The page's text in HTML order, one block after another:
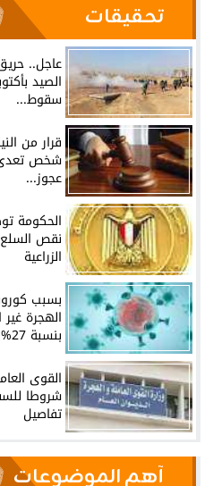
تحقيقات
عاجل..
الصيد
سقوط...
قرار من
شخص
عجوز...
الحكومة
نقص السلع
الزراعية
بسبب
الهجرة غير
بنسبة 27%
القوى
شروطا
تفاصيل
آهم الموضوعات